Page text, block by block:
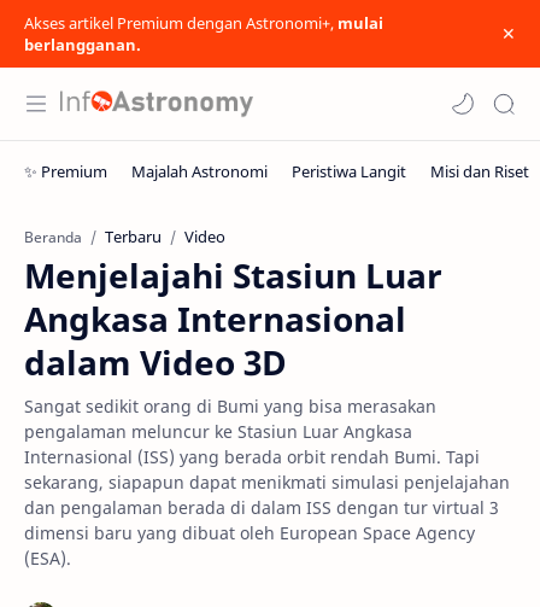
Akses artikel Premium dengan Astronomi+, mulai
berlangganan.
Beranda Terbaru Video
Menjelajahi Stasiun Luar
Angkasa Internasional
dalam Video 3D
Sangat sedikit orang di Bumi yang bisa merasakan
pengalaman meluncur ke Stasiun Luar Angkasa
Internasional (ISS) yang berada orbit rendah Bumi. Tapi
sekarang, siapapun dapat menikmati simulasi penjelajahan
dan pengalaman berada di dalam ISS dengan tur virtual 3
dimensi baru yang dibuat oleh European Space Agency
(ESA).